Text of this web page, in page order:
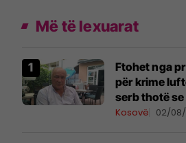
Më të lexuarat
Ftohet nga
për krime
serb thotë
në Beograd
Kosovë 02/